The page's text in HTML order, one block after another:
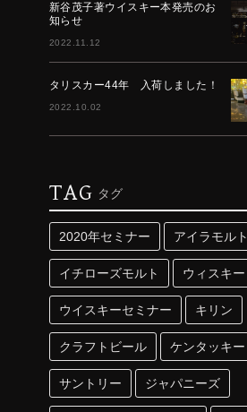
新谷茂子著ウイスキー本発売のお
知らせ
2022.11.12
タリスカー44年 入荷しました！
2022.10.02
TAG タグ
2020年セミナー アイラモルト
イチローズモルト ウィスキー
ウイスキーセミナー キリン
クラフトビール ケンタッキー
サントリー ジャパニーズ